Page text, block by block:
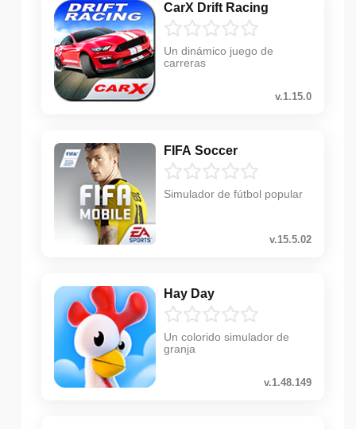
CarX Drift Racing
Un dinámico juego de
carreras
v.1.15.0
FIFA Soccer
Simulador de fútbol popular
v.15.5.02
Hay Day
Un colorido simulador de
granja
v.1.48.149